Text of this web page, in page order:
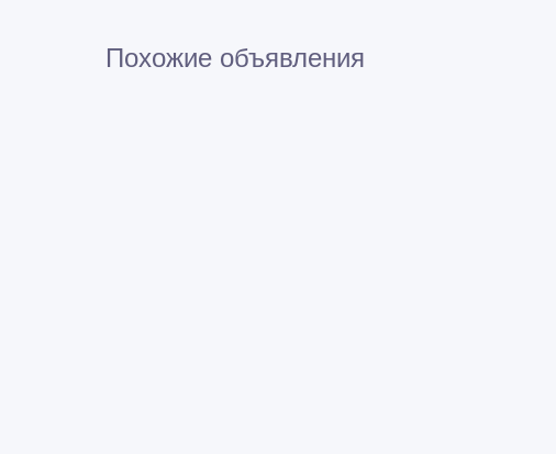
Похожие объявления